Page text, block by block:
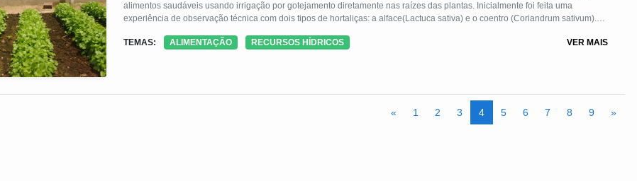
alimentos saudáveis usando irrigação por gotejamento diretamente nas raízes das plantas. Inicialmente foi feita uma
experiência de observação técnica com dois tipos de hortaliças: a alface(Lactuca sativa) e o coentro (Coriandrum sativum).
econômicos, regados com 80 litros de água semanalmente apresentaram uma boa produção.
TEMAS: ALIMENTAÇÃO RECURSOS HÍDRICOS VER MAIS
« 1 2 3 4 5 6 7 8 9 »